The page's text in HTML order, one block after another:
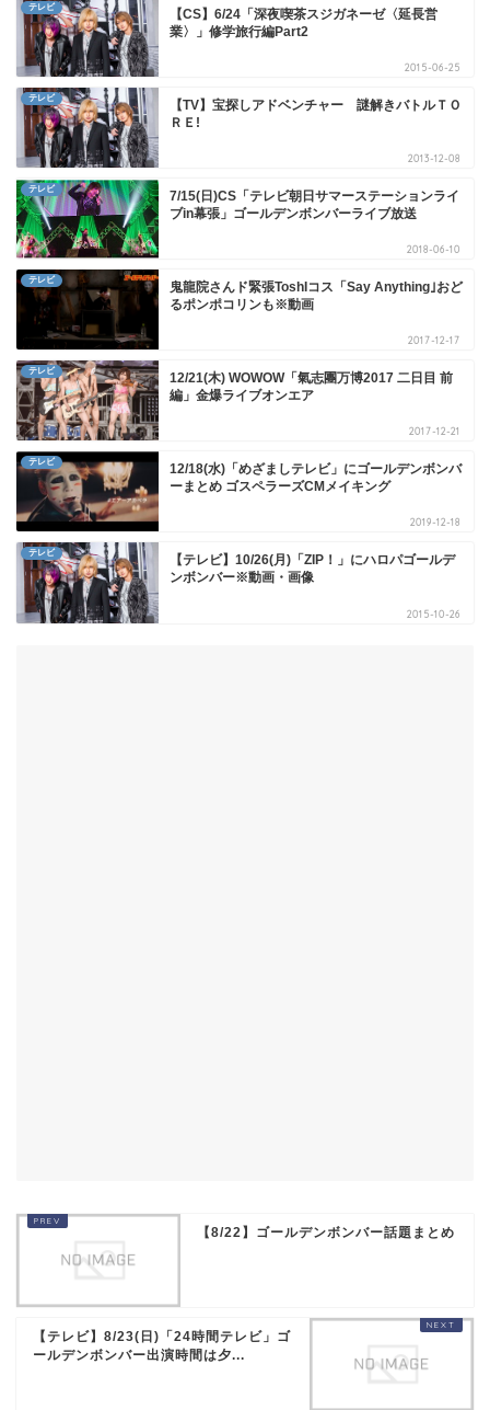
テレビ
【CS】6/24「深夜喫茶スジガネーゼ〈延長営
業〉」修学旅行編Part2
2015-06-25
テレビ
【TV】宝探しアドベンチャー 謎解きバトルＴＯ
ＲＥ!
2013-12-08
テレビ
7/15(日)CS「テレビ朝日サマーステーションライ
ブin幕張」ゴールデンボンバーライブ放送
2018-06-10
テレビ
鬼龍院さんド緊張ToshIコス「Say Anything｣おど
るポンポコリンも※動画
2017-12-17
テレビ
12/21(木) WOWOW「氣志團万博2017 二日目 前
編」金爆ライブオンエア
2017-12-21
テレビ
12/18(水)「めざましテレビ」にゴールデンボンバ
ーまとめ ゴスペラーズCMメイキング
2019-12-18
テレビ
【テレビ】10/26(月)「ZIP！」にハロパゴールデ
ンボンバー※動画・画像
2015-10-26
【8/22】ゴールデンボンバー話題まとめ
【テレビ】8/23(日)「24時間テレビ」ゴ
ールデンボンバー出演時間は夕...